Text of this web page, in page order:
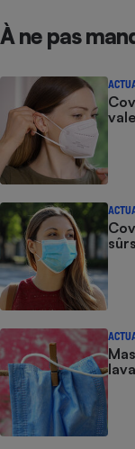
À ne pas
sûrs